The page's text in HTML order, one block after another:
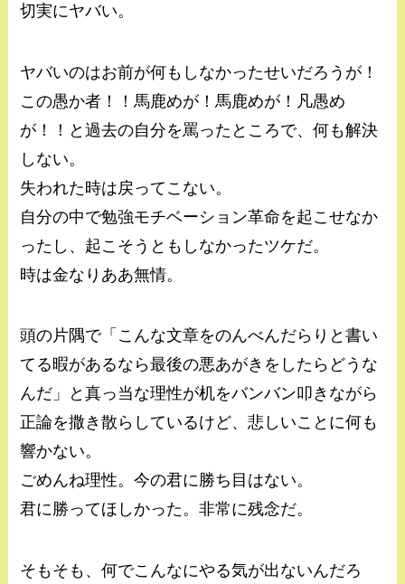
切実にヤバい。
ヤバいのはお前が何もしなかったせいだろうが！
この愚か者！！馬鹿めが！馬鹿めが！凡愚め
が！！と過去の自分を罵ったところで、何も解決
しない。
失われた時は戻ってこない。
自分の中で勉強モチベーション革命を起こせなか
ったし、起こそうともしなかったツケだ。
時は金なりああ無情。
頭の片隅で「こんな文章をのんべんだらりと書い
てる暇があるなら最後の悪あがきをしたらどうな
んだ」と真っ当な理性が机をバンバン叩きながら
正論を撒き散らしているけど、悲しいことに何も
響かない。
ごめんね理性。今の君に勝ち目はない。
君に勝ってほしかった。非常に残念だ。
そもそも、何でこんなにやる気が出ないんだろ